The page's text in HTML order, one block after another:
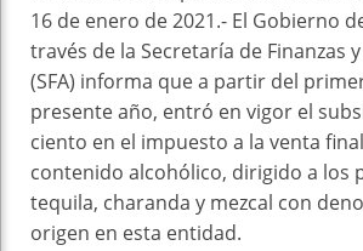
16 de enero de 2021.- El Gobierno
través de la Secretaría de Finanzas
(SFA) informa que a partir del
presente año, entró en vigor el
ciento en el impuesto a la venta
contenido alcohólico, dirigido a los
tequila, charanda y mezcal con
origen en esta entidad.